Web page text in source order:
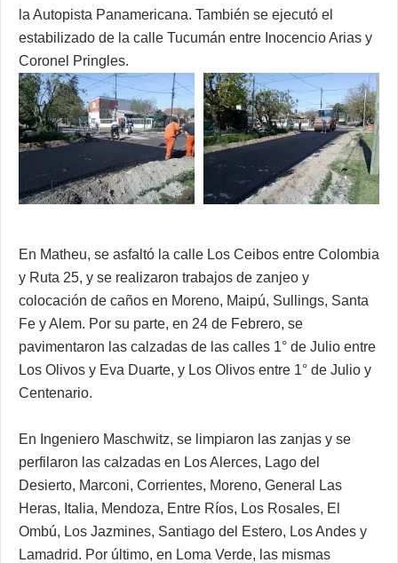
la Autopista Panamericana. También se ejecutó el
estabilizado de la calle Tucumán entre Inocencio Arias y
Coronel Pringles.
En Matheu, se asfaltó la calle Los Ceibos entre Colombia
y Ruta 25, y se realizaron trabajos de zanjeo y
colocación de caños en Moreno, Maipú, Sullings, Santa
Fe y Alem. Por su parte, en 24 de Febrero, se
pavimentaron las calzadas de las calles 1° de Julio entre
Los Olivos y Eva Duarte, y Los Olivos entre 1° de Julio y
Centenario.
En Ingeniero Maschwitz, se limpiaron las zanjas y se
perfilaron las calzadas en Los Alerces, Lago del
Desierto, Marconi, Corrientes, Moreno, General Las
Heras, Italia, Mendoza, Entre Ríos, Los Rosales, El
Ombú, Los Jazmines, Santiago del Estero, Los Andes y
Lamadrid. Por último, en Loma Verde, las mismas